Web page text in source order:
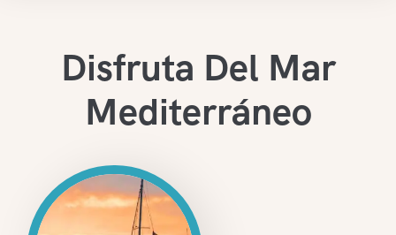
Disfruta Del Mar
Mediterráneo